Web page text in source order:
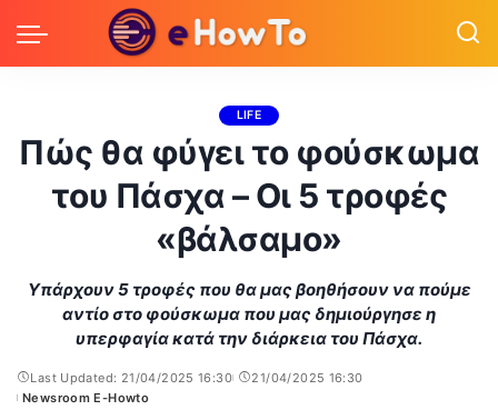
LIFE
Πώς θα φύγει το φούσκωμα
του Πάσχα – Οι 5 τροφές
«βάλσαμο»
Υπάρχουν 5 τροφές που θα μας βοηθήσουν να πούμε
αντίο στο φούσκωμα που μας δημιούργησε η
υπερφαγία κατά την διάρκεια του Πάσχα.
Last Updated: 21/04/2025 16:30
21/04/2025 16:30
Posted
Newsroom E-Howto